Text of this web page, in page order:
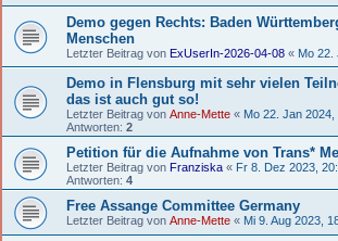
Demo gegen Rechts: Baden
Menschen
Letzter Beitrag von ExUserIn-2026-04-08 « Mo 22.
Demo in Flensburg mit sehr vielen
das ist auch gut so!
Letzter Beitrag von Anne-Mette « Mo 22. Jan 2024,
Antworten: 2
Petition für die Aufnahme von Trans*
Letzter Beitrag von Franziska « Fr 8. Dez 2023,
Antworten: 4
Free Assange Committee Germany
Letzter Beitrag von Anne-Mette « Mi 9. Aug 2023,